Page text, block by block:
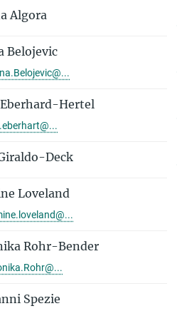
Algora
Belojevic
Hertel
Deck
Loveland
Rohr-Bender
Spezie